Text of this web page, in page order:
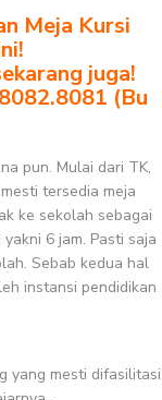
Meja Kursi
juga!
(Bu
pun. Mulai dari TK,
tersedia meja
ke sekolah sebagai
6 jam. Pasti saja
Sebab kedua hal
instansi pendidikan
yang mesti difasilitasi